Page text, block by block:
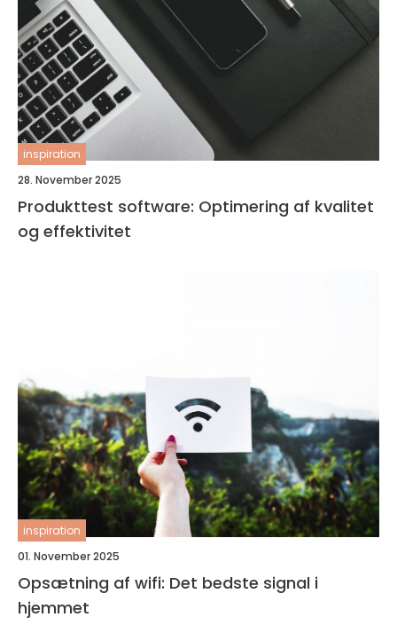
inspiration
28. November 2025
Produkttest software: Optimering af kvalitet
og effektivitet
inspiration
01. November 2025
Opsætning af wifi: Det bedste signal i
hjemmet